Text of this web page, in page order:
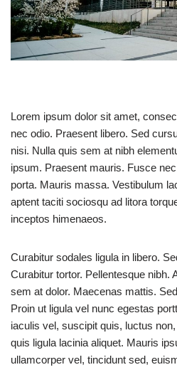
Lorem ipsum dolor sit amet,
nec odio. Praesent libero. Sed
nisi. Nulla quis sem at nibh
ipsum. Praesent mauris. Fusce
porta. Mauris massa. Vestibulum
aptent taciti sociosqu ad litora
inceptos himenaeos.
Curabitur sodales ligula in libero.
Curabitur tortor. Pellentesque nibh.
sem at dolor. Maecenas mattis.
Proin ut ligula vel nunc egestas
iaculis vel, suscipit quis, luctus
quis ligula lacinia aliquet. Mauris
ullamcorper vel, tincidunt sed,